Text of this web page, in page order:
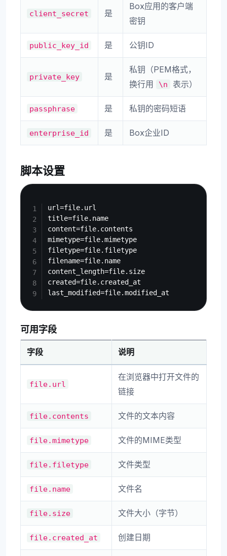
client_secret 是
Box应用的客户端
密钥
public_key_id 是 公钥ID
private_key 是
私钥（PEM格式，
换行用
\n 表示）
passphrase 是 私钥的密码短语
enterprise_id 是 Box企业ID
脚本设置
url=file.url
title=file.name
content=file.contents
mimetype=file.mimetype
filetype=file.filetype
filename=file.name
content_length=file.size
created=file.created_at
可用字段
字段 说明
file.url
在浏览器中打开文件的
链接
file.contents 文件的文本内容
file.mimetype 文件的MIME类型
file.filetype 文件类型
file.name 文件名
file.size 文件大小（字节）
file.created_at 创建日期